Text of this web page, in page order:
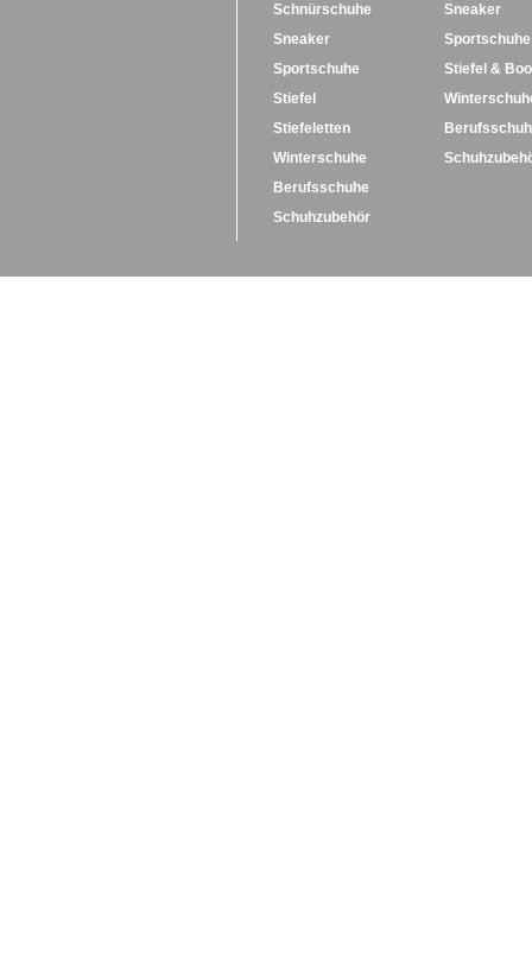
Schnürschuhe
Sneaker
Sportschuhe
Stiefel
Stiefeletten
Winterschuhe
Berufsschuhe
Schuhzubehör
Sneaker
Sportschuhe
Stiefel &